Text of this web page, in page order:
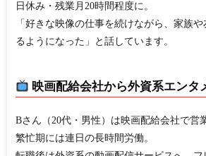
日休み・残業月20時間程度に。
「好きな映像の仕事を続けながら、家族
るようになった」と話しています。
映画配給会社から外資系エンタ
Bさん（20代・男性）は映画配給会社で営
繁忙期には連日の長時間労働。